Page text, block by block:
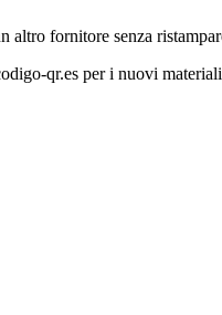
altro fornitore senza
qr.es per i nuovi